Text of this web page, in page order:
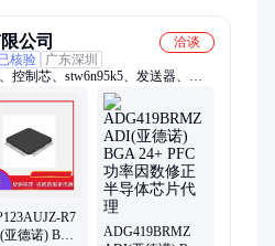
公司
洽谈
核验
广东深圳
控制芯、stw6n95k5、发送器、
、g6k-2f-5v、监视器、svf18n65f、
稳压芯、stn1hnk60、驱动芯、放
lm393dr2g、集成电、sm6t42cay、
R7
德诺) BGA
ADG419BRMZ